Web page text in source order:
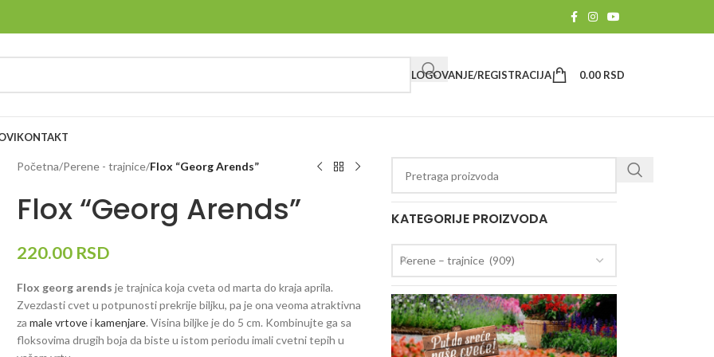
LOGOVANJE/REGISTRACIJA 0.00 RSD
KONTAKT
Početna/Perene - trajnice/Flox “Georg Arends”
Flox “Georg Arends”
220.00 RSD
Flox georg arends je trajnica koja cveta od marta do kraja aprila.
Zvezdasti cvet u potpunosti prekrije biljku, pa je ona veoma atraktivna
zamale vrtoveikamenjare. Visina biljke je do 5 cm. Kombinujte ga sa
floksovima drugih boja da biste u istom periodu imali cvetni tepih u
KATEGORIJE PROIZVODA
Perene – trajnice (909)